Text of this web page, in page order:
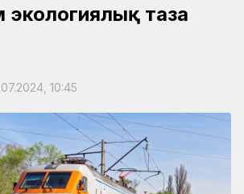
экологиялық таза
10:45